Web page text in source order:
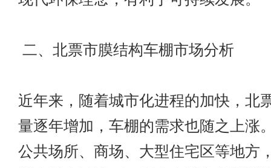
二、北票市膜结构车棚市场分析
近年来，随着城市化进程的加快，北
量逐年增加，车棚的需求也随之上涨
公共场所、商场、大型住宅区等地方